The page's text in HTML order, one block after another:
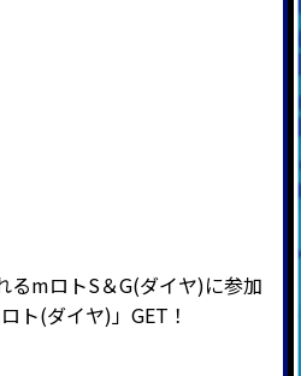
るmロトS＆G(ダイヤ)に参加
ト(ダイヤ)」GET！